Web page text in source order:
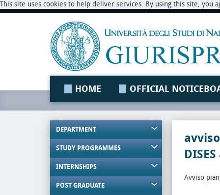
This site uses cookies to help deliver services. By using this site,
HOME OFFICIAL
DEPARTMENT
STUDY PROGRAMMES
INTERNSHIPS
POST GRADUATE
Avviso